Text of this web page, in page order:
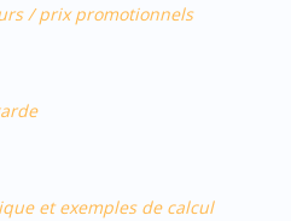
/ prix promotionnels
et exemples de calcul